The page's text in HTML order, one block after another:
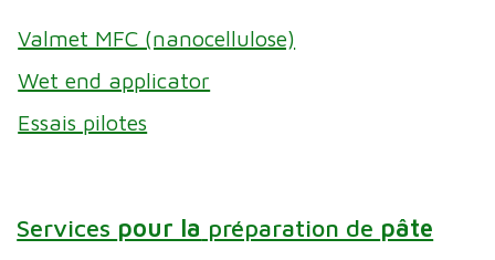
Valmet MFC (nanocellulose)
Wet end applicator
Essais pilotes
Services pour la préparation de pâte